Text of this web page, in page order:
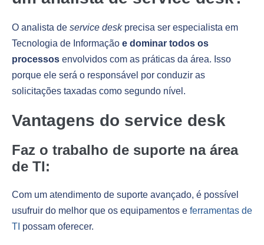
O analista de service deskprecisa ser especialista em
Tecnologia de Informação e dominar todos os
processos envolvidos com as práticas da área. Isso
porque ele será o responsável por conduzir as
solicitações taxadas como segundo nível.
Vantagens do service desk
Faz o trabalho de suporte na área
de TI:
Com um atendimento de suporte avançado, é possível
usufruir do melhor que os equipamentos e ferramentas de
TI possam oferecer.